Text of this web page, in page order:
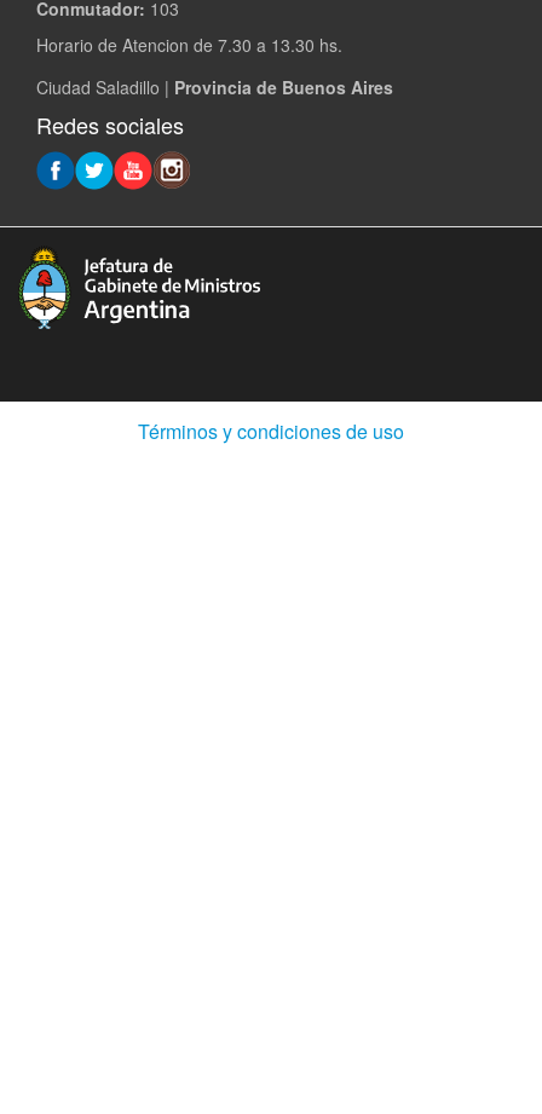
Conmutador: 103
Horario de Atencion de 7.30 a 13.30 hs.
Ciudad Saladillo | Provincia de Buenos Aires
Redes sociales
Términos y condiciones de uso(Abre